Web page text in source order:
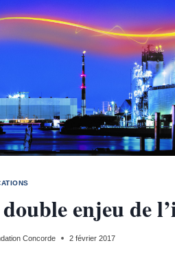
enjeu de
Concorde 2 février 2017